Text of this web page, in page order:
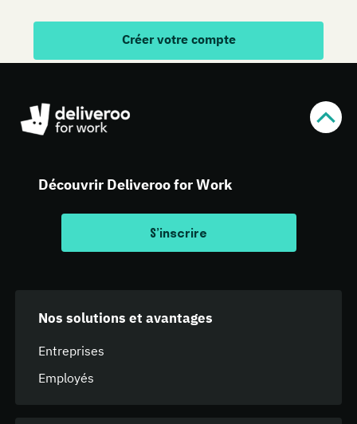
Découvrir Deliveroo for Work
S’inscrire
Nos solutions et avantages
Entreprises
Employés